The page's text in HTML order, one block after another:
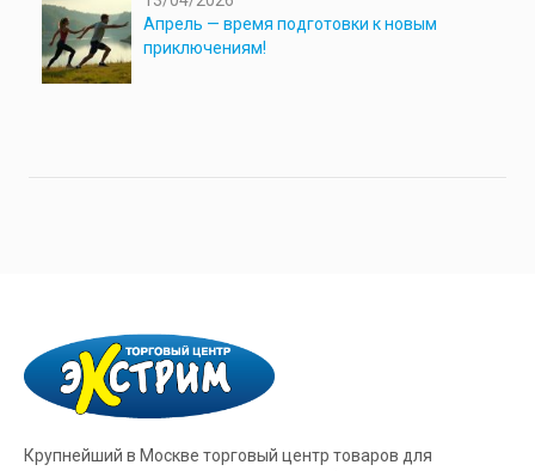
Апрель — время подготовки к новым
приключениям!
Крупнейший в Москве торговый центр товаров для